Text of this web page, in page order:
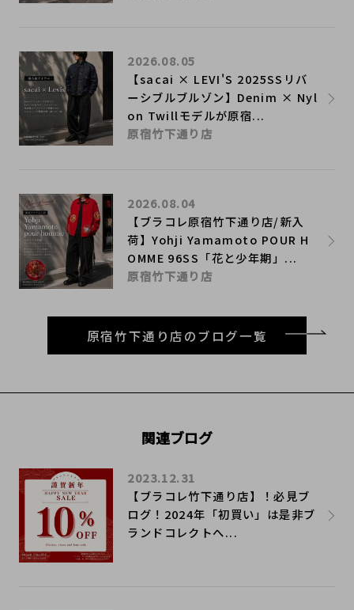
【sacai × LEVI'S 2025SSリバ
ーシブルブルゾン】Denim × Nyl
on Twillモデルが原宿...
2026.08.05
原宿竹下通り店
【ブラコレ原宿竹下通り店/新入
荷】Yohji Yamamoto POUR H
OMME 96SS「花と少年期」...
2026.08.04
原宿竹下通り店
原宿竹下通り店のブログ一覧
関連ブログ
【ブラコレ竹下通り店】！必見ブ
ログ！2024年「初買い」は是非ブ
ランドコレクトへ...
2023.12.31